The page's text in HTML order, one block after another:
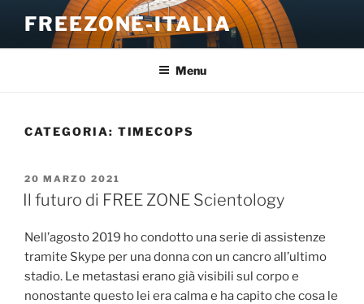
contenuto
FREEZONE-ITALIA
Menu
CATEGORIA: TIMECOPS
PUBBLICATO
IL
20 MARZO 2021
Il futuro di FREE ZONE Scientology
Nell’agosto 2019 ho condotto una serie di assistenze
tramite Skype per una donna con un cancro all’ultimo
stadio. Le metastasi erano già visibili sul corpo e
nonostante questo lei era calma e ha capito che cosa le